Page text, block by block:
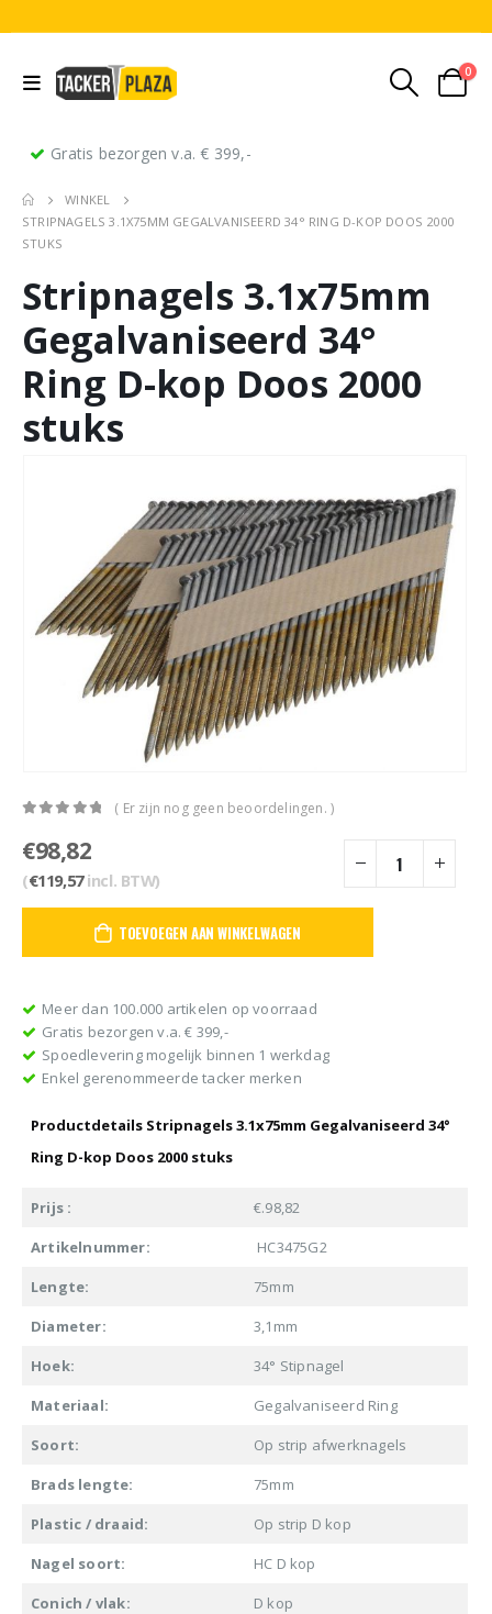
0
Gratis bezorgen v.a. € 399,-
WINKEL
STRIPNAGELS 3.1X75MM GEGALVANISEERD 34° RING D-KOP DOOS 2000
STUKS
Stripnagels 3.1x75mm
Gegalvaniseerd 34°
Ring D-kop Doos 2000
stuks
( Er zijn nog geen beoordelingen. )
€98,82
(€119,57incl. BTW)
TOEVOEGEN AAN WINKELWAGEN
Meer dan 100.000 artikelen op voorraad
Gratis bezorgen v.a. € 399,-
Spoedlevering mogelijk binnen 1 werkdag
Enkel gerenommeerde tacker merken
Productdetails Stripnagels 3.1x75mm Gegalvaniseerd 34°
Ring D-kop Doos 2000 stuks
Prijs :
€.98,82
Artikelnummer:
HC3475G2
Lengte:
75mm
Diameter:
3,1mm
Hoek:
34° Stipnagel
Materiaal:
Gegalvaniseerd Ring
Soort:
Op strip afwerknagels
Brads lengte:
75mm
Plastic / draaid:
Op strip D kop
Nagel soort:
HC D kop
Conich / vlak:
D kop